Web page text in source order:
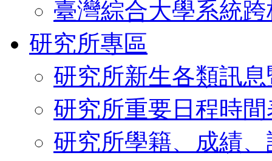
臺灣綜合大學系統
研究所專區
研究所新生各類訊
研究所重要日程時
研究所學籍、成績